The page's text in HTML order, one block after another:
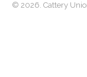
© 2026. Cattery